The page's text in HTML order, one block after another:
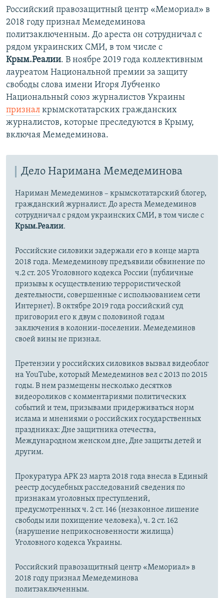
Российский правозащитный центр «Мемориал» в
2018 году признал Мемедеминова
политзаключенным. До ареста он сотрудничал с
рядом украинских СМИ, в том числе с
Крым.Реалии. В ноябре 2019 года коллективным
лауреатом Национальной премии за защиту
свободы слова имени Игоря Лубченко
Национальный союз журналистов Украины
признал крымскотатарских гражданских
журналистов, которые преследуются в Крыму,
включая Мемедеминова.
Дело Наримана Мемедеминова
Нариман Мемедеминов – крымскотатарский блогер,
гражданский журналист. До ареста Мемедеминов
сотрудничал с рядом украинских СМИ, в том числе с
Крым.Реалии.
Российские силовики задержали его в конце марта
2018 года. Мемедеминову предъявили обвинение по
ч.2 ст. 205 Уголовного кодекса России (публичные
призывы к осуществлению террористической
деятельности, совершенные с использованием сети
Интернет)​. В октябре 2019 года российский суд
приговорил его к двум с половиной годам
заключения в колонии-поселении. Мемедеминов
своей вины не признал.
Претензии у российских силовиков вызвал видеоблог
на YouTube, который Мемедеминов вел с 2013 по 2015
годы. В нем размещены несколько десятков
видеороликов с комментариями политических
событий и тем, призывами придерживаться норм
ислама и мнениями о российских государственных
праздниках: Дне защитника отечества,
Международном женском дне, Дне защиты детей и
другим.
Прокуратура АРК 23 марта 2018 года внесла в Единый
реестр досудебных расследований сведения по
признакам уголовных преступлений,
предусмотренных ч. 2 ст. 146 (незаконное лишение
свободы или похищение человека), ч. 2 ст. 162
(нарушение неприкосновенности жилища)
Уголовного кодекса Украины.
Российский правозащитный центр «Мемориал» в
2018 году признал Мемедеминова
политзаключенным.